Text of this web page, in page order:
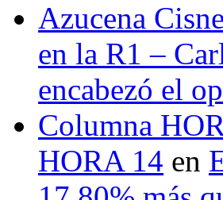
Azucena
en la R1 –
encabezó el
Columna
HORA 14 en